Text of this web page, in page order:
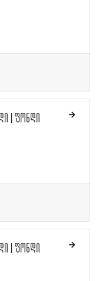
| ფონდი
| ფონდი